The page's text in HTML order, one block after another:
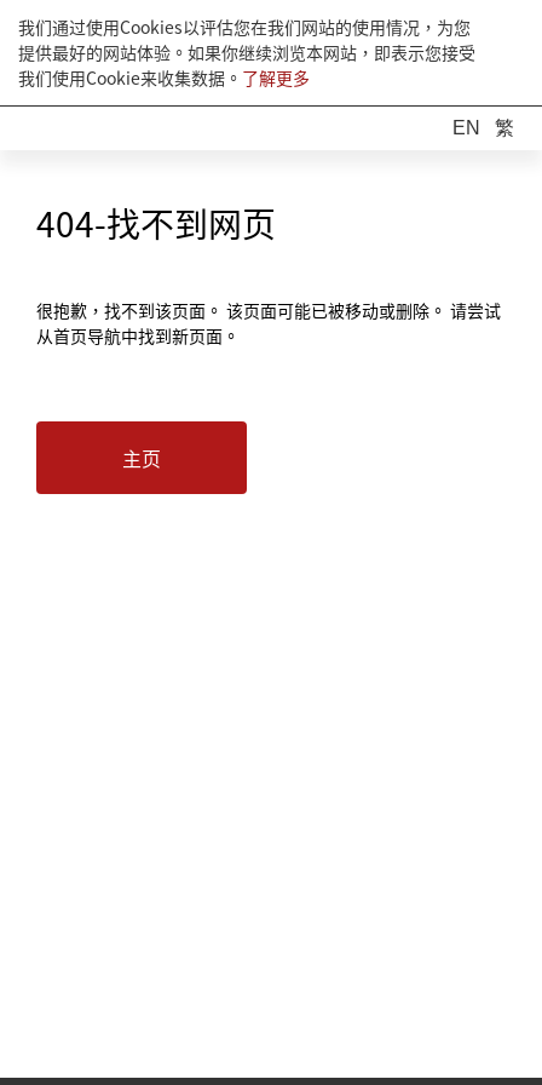
我们通过使用Cookies以评估您在我们网站的使用情况，为您
提供最好的网站体验。如果你继续浏览本网站，即表示您接受
我们使用Cookie来收集数据。 了解更多
EN 繁
404-找不到网页
很抱歉，找不到该页面。 该页面可能已被移动或删除。 请尝试
从首页导航中找到新页面。
主页